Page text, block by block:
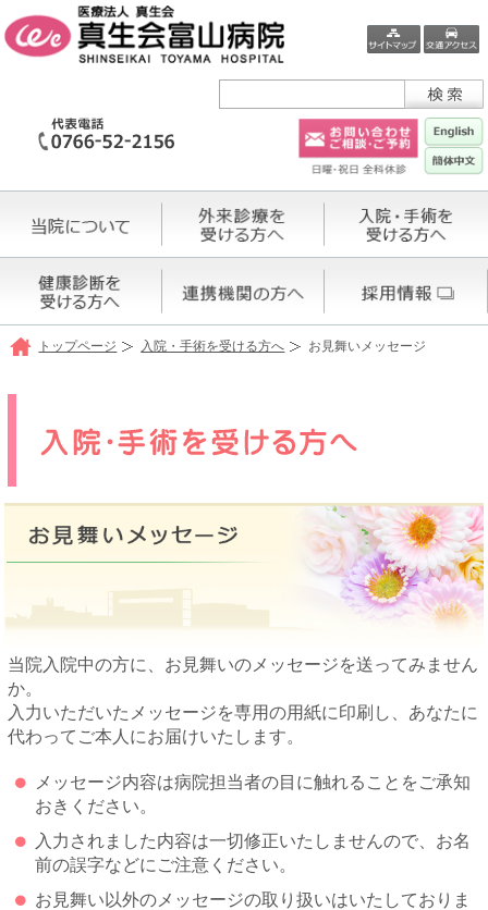
トップページ 入院・手術を受ける方へ お見舞いメッセージ
当院入院中の方に、お見舞いのメッセージを送ってみません
か。
入力いただいたメッセージを専用の用紙に印刷し、あなたに
代わってご本人にお届けいたします。
メッセージ内容は病院担当者の目に触れることをご承知
おきください。
入力されました内容は一切修正いたしませんので、お名
前の誤字などにご注意ください。
お見舞い以外のメッセージの取り扱いはいたしておりま